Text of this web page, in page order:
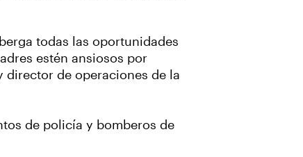
todas las oportunidades
estén ansiosos por
director de operaciones de la
de policía y bomberos de